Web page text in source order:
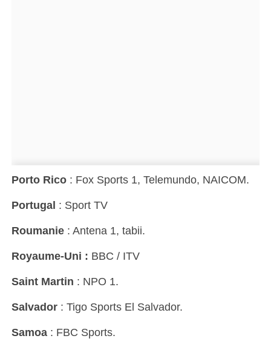
Porto Rico : Fox Sports 1, Telemundo, NAICOM.
Portugal : Sport TV
Roumanie : Antena 1, tabii.
Royaume-Uni : BBC / ITV
Saint Martin : NPO 1.
Salvador : Tigo Sports El Salvador.
Samoa : FBC Sports.